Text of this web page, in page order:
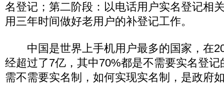
名登记；第二阶段：以电话用户实名登记相
用三年时间做好老用户的补登记工作。
中国是世界上手机用户最多的国家，在
经超过了7亿，其中70%都是不需要实名登
需不需要实名制，如何实现实名制，是政府